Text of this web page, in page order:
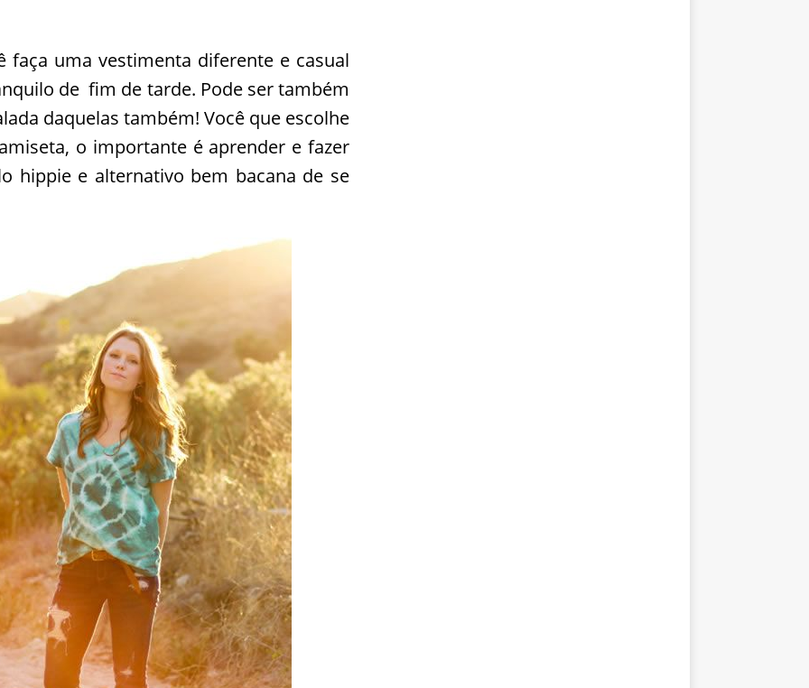
faça uma vestimenta diferente e casual
de fim de tarde. Pode ser também
daquelas também! Você que escolhe
o importante é aprender e fazer
hippie e alternativo bem bacana de se